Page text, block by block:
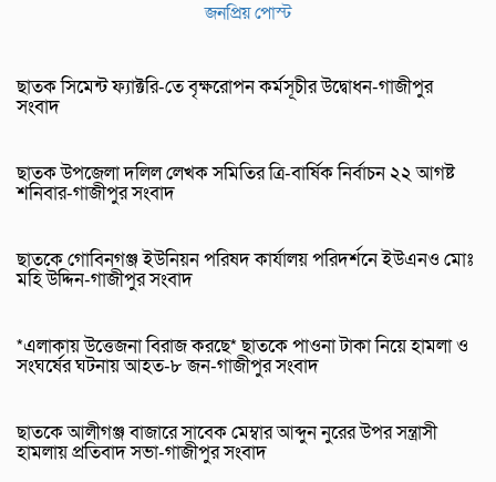
জনপ্রিয় পোস্ট
ছাতক সিমেন্ট ফ্যাক্টরি-তে বৃক্ষরোপন কর্মসূচীর উদ্বোধন-গাজীপুর
সংবাদ
ছাতক উপজেলা দলিল লেখক সমিতির ত্রি-বার্ষিক নির্বাচন ২২ আগষ্ট
শনিবার-গাজীপুর সংবাদ
ছাতকে গোবিনগঞ্জ ইউনিয়ন পরিষদ কার্যালয় পরিদর্শনে ইউএনও মোঃ
মহি উদ্দিন-গাজীপুর সংবাদ
*এলাকায় উত্তেজনা বিরাজ করছে* ছাতকে পাওনা টাকা নিয়ে হামলা ও
সংঘর্ষের ঘটনায় আহত-৮ জন-গাজীপুর সংবাদ
ছাতকে আলীগঞ্জ বাজারে সাবেক মেম্বার আব্দুন নুরের উপর সন্ত্রাসী
হামলায় প্রতিবাদ সভা-গাজীপুর সংবাদ